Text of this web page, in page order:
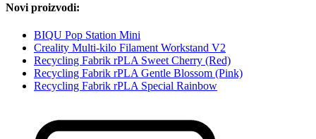
Novi proizvodi:
BIQU Pop Station Mini
Creality Multi-kilo Filament Workstand V2
Recycling Fabrik rPLA Sweet Cherry (Red)
Recycling Fabrik rPLA Gentle Blossom (Pink)
Recycling Fabrik rPLA Special Rainbow